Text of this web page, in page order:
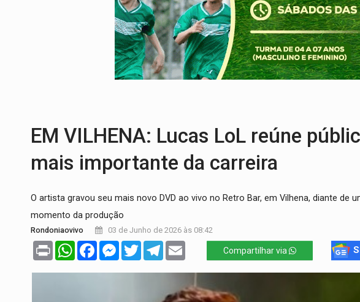
ENCONTRO:Amazônia Negra ganha projeção nacional com
PREVISÃO:Porto Velho tem chances de chuvas isoladas
SINDICATOS UNIDOS:Assembleia Geral delibera greve da
EM VILHENA: Lucas LoL reúne
mais importante da carreira
O artista gravou seu mais novo DVD ao vivo no Retro Bar, em Vilhena, diante de
momento da produção
Rondoniaovivo 03 de Junho de 2026 às 08:42
Print WhatsAppFacebookMessenger
TwitterTelegram Compartilhar via